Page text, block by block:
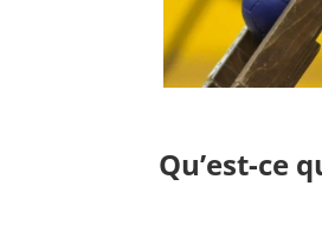
Qu’est-ce